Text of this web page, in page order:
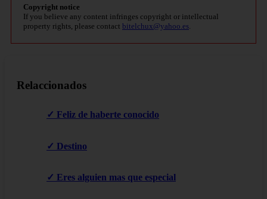
Copyright notice
If you believe any content infringes copyright or intellectual
property rights, please contact bitelchux@yahoo.es
Relaccionados
✓ Feliz de haberte conocido
✓ Destino
✓ Eres alguien mas que especial